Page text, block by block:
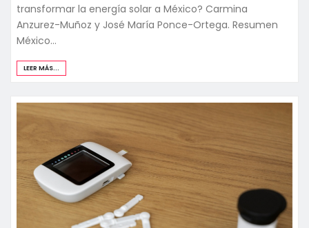
transformar la energía solar a México? Carmina
Anzurez-Muñoz y José María Ponce-Ortega. Resumen
México…
LEER MÁS...